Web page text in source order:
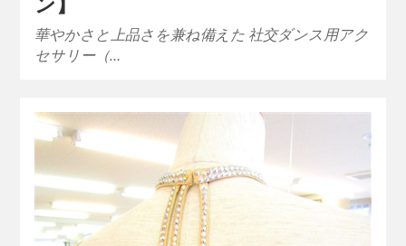
華やかさと上品さを兼ね備えた 社交ダンス用アク
セサリー（…